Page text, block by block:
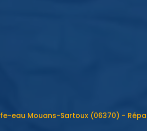
eau Mouans-Sartoux (06370) -